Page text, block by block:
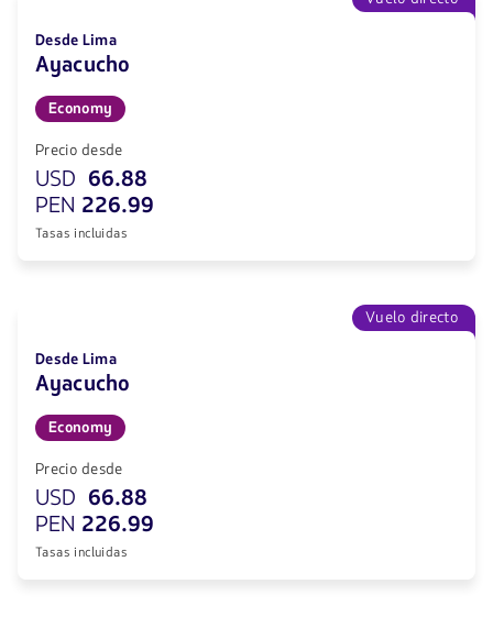
Desde Lima
Ayacucho
Economy
Precio desde
USD 66.88
PEN 226.99
Tasas incluidas
Vuelo directo
Desde Lima
Ayacucho
Economy
Precio desde
USD 66.88
PEN 226.99
Tasas incluidas